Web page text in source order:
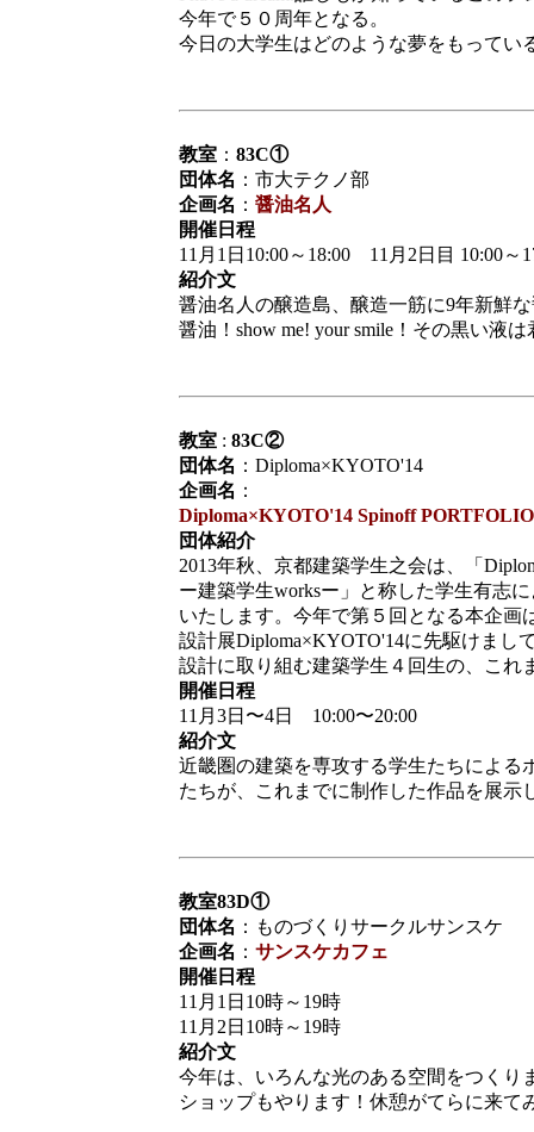
今年で５０周年となる。
今日の大学生はどのような夢をもってい
教室 ： 83C①
団体名 ：市大テクノ部
企画名 ： 醤油名人
開催日程
11月1日10:00～18:00 11月2日目 10:00～
紹介文
醤油名人の醸造島、醸造一筋に9年新鮮
醤油！show me! your smile！その黒い液
教室 : 83C②
団体名 ： Diploma×KYOTO'14
企画名 ：
Diploma×KYOTO'14 Spinoff
団体紹介
2013年秋、京都建築学生之会は、「
ー建築学生worksー」と称した学生有志
いたします。今年で第５回となる本企画
設計展Diploma×KYOTO'14に先駆けまし
設計に取り組む建築学生４回生の、これ
開催日程
11月3日〜4日 10:00〜20:00
紹介文
近畿圏の建築を専攻する学生たちによる
たちが、これまでに制作した作品を展示
教室83D①
団体名 ：ものづくりサークルサンスケ
企画名 ： サンスケカフェ
開催日程
11月1日10時～19時
11月2日10時～19時
紹介文
今年は、いろんな光のある空間をつくり
ショップもやります！休憩がてらに来て